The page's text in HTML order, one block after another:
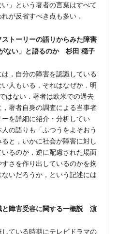
」という著者の言葉はすべて
が反省すべき点も多い．
トーリーの語りからみた障害
ない」と語るのか 杉田 穏子
，自分の障害を認識している
人もいる．それはなぜか．明
はない．著者は欧米での過去
著者自身の調査による当事者
を詳細に紹介・分析してい
の語りも「ふつうをよそおう
と，いかに社会が障害に対し
るのか，逆に配慮された場面
さを作り出しているのかを掬
いだろうか，という記述には
と障害受容に関する一概説 濵
ている時期にテレビドラマの